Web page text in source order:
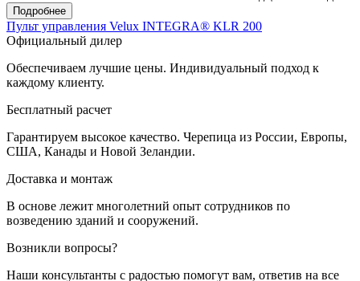
Подробнее
Пульт управления Velux INTEGRA® KLR 200
Официальный дилер
Обеспечиваем лучшие цены. Индивидуальный подход к
каждому клиенту.
Бесплатный расчет
Гарантируем высокое качество. Черепица из России, Европы,
США, Канады и Новой Зеландии.
Доставка и монтаж
В основе лежит многолетний опыт сотрудников по
возведению зданий и сооружений.
Возникли вопросы?
Наши консультанты с радостью помогут вам, ответив на все